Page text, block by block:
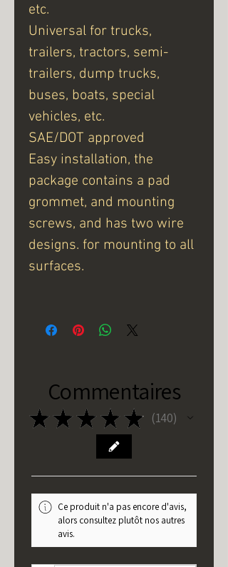
etc.
Universal for trucks,
trailers, tractors, semi-
trailers, dump trucks,
buses, boats, special
vehicles, etc.
SAE/DOT approved
Easy installation, the
package contains a pad
grommet, and mounting
screws, and has two wire
designs. for mounting to all
surfaces.
Commentaires
★ ★ ★ ★ ★ 140
140
Ce produit n'a pas encore d'avis,
alors consultez plutôt nos autres
avis.